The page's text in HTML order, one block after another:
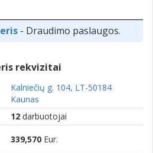
- Draudimo paslaugos.
rekvizitai
Kalniečių g. 104, LT-50184
Kaunas
12 darbuotojai
339,570 Eur.